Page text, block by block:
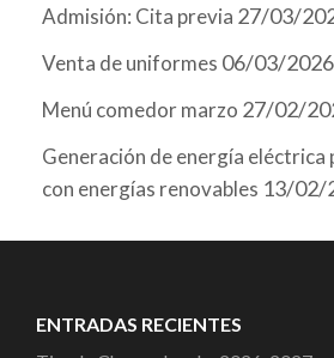
Admisión: Cita previa 27/03/
Venta de uniformes 06/03/2026
Menú comedor marzo 27/02/
Generación de energía eléctrica
con energías renovables 13/02/
ENTRADAS RECIENTES